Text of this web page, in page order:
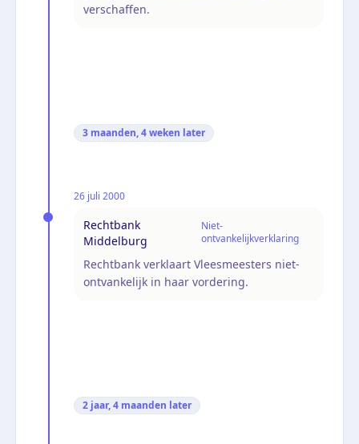
verschaffen.
3 maanden, 4 weken later
26 juli 2000
Rechtbank
Middelburg
Niet-
ontvankelijkverklaring
Rechtbank verklaart Vleesmeesters niet-
ontvankelijk in haar vordering.
2 jaar, 4 maanden later